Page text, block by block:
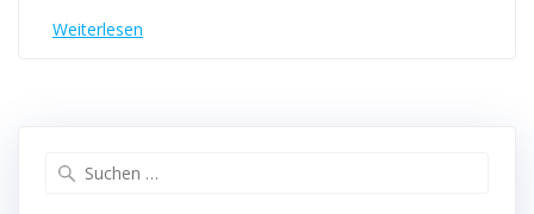
Weiterlesen